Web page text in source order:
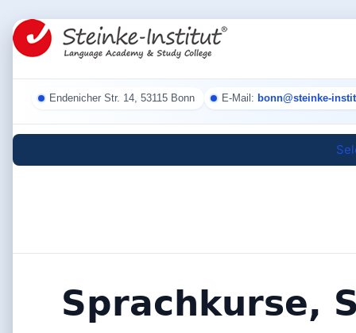
Endenicher Str. 14, 53115 Bonn E-Mail: bonn@steinke-
Sprachkurse,